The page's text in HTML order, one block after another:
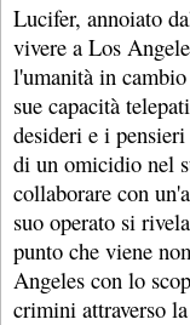
Lucifer, annoiato
vivere a Los
l'umanità in
sue capacità
desideri e i
di un omicidio nel
collaborare con
suo operato si
punto che viene
Angeles con lo
crimini attraverso